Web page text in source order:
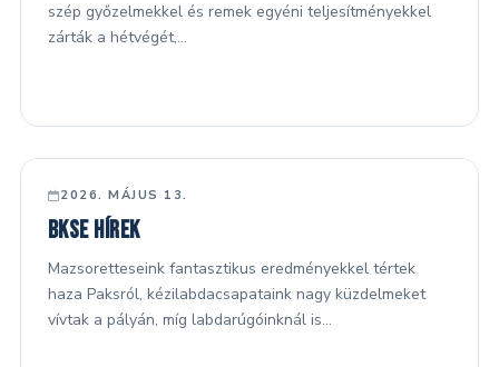
szép győzelmekkel és remek egyéni teljesítményekkel
zárták a hétvégét,…
FŐ HÍREK
2026. MÁJUS 13.
BKSE hírek
Mazsoretteseink fantasztikus eredményekkel tértek
haza Paksról, kézilabdacsapataink nagy küzdelmeket
vívtak a pályán, míg labdarúgóinknál is…